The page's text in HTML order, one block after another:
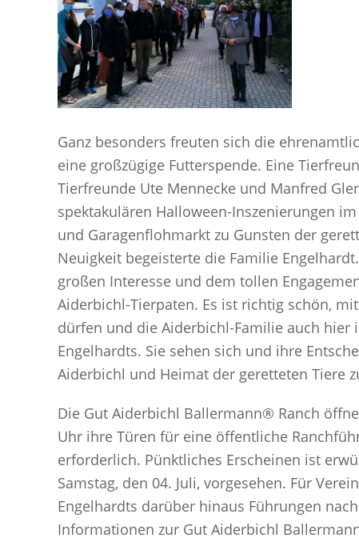
Ganz besonders freuten sich die
eine großzügige Futterspende. Eine
Tierfreunde Ute Mennecke und Manfred
spektakulären Halloween-Inszenierungen
und Garagenflohmarkt zu Gunsten der
Neuigkeit begeisterte die Familie
großen Interesse und dem tollen
Aiderbichl-Tierpaten. Es ist richtig schön,
dürfen und die Aiderbichl-Familie auch hier
Engelhardts. Sie sehen sich und ihre
Aiderbichl und Heimat der geretteten Tiere
Die Gut Aiderbichl Ballermann® Ranch
Uhr ihre Türen für eine öffentliche
erforderlich. Pünktliches Erscheinen ist
Samstag, den 04. Juli, vorgesehen. Für
Engelhardts darüber hinaus Führungen
Informationen zur Gut Aiderbichl